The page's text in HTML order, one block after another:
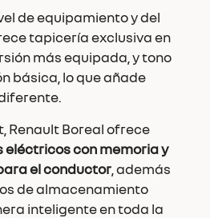
de equipamiento y del
tapicería exclusiva en
más equipada, y tono
básica, lo que añade
Renault Boreal ofrece
con memoria y
el conductor, además
de almacenamiento
inteligente en toda la